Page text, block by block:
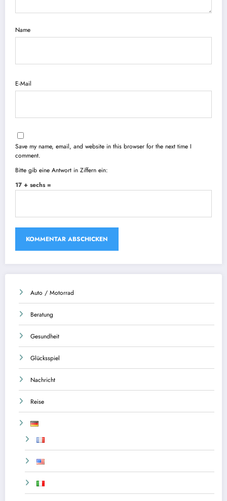
Name
E-Mail
Save my name, email, and website in this browser for the next time I
comment.
Bitte gib eine Antwort in Ziffern ein:
17 + sechs =
Auto / Motorrad
Beratung
Gesundheit
Glücksspiel
Nachricht
Reise